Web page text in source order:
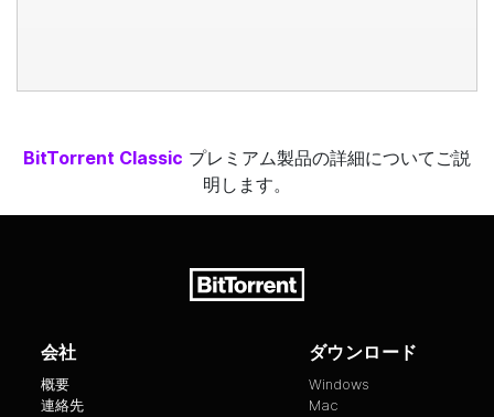
BitTorrent Classic プレミアム製品の詳細についてご説
明します。
会社
概要
連絡先
ダウンロード
Windows
Mac